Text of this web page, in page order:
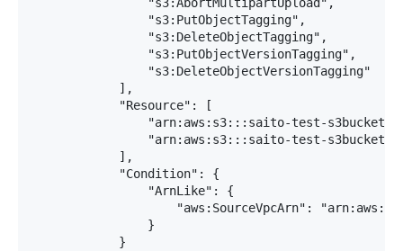
                "s3:PutObjectTagging",
                "s3:DeleteObjectTagging",
                "s3:PutObjectVersionTagging",
                "s3:DeleteObjectVersionTagging"
            ],
            "Resource": [
                "arn:aws:s3:::saito-test-s3bucket",
"arn:aws:s3:::saito-test-s3bucket/
            ],
            "Condition": {
                "ArnLike": {
"aws:SourceVpcArn":
                }
            }